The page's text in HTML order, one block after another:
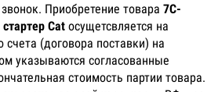
Приобретение товара 7C-
Cat осущетсвляется на
счета (договора поставки) на
указываются согласованные
стоимость партии товара.